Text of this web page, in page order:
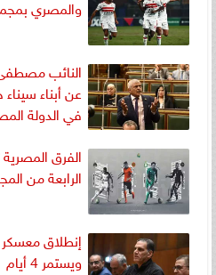
والمصري
النائب مصطفى
عن أبناء
في الدولة
الفرق
الرابعة من
إنطلاق معسكر
ويستمر 4 أيام